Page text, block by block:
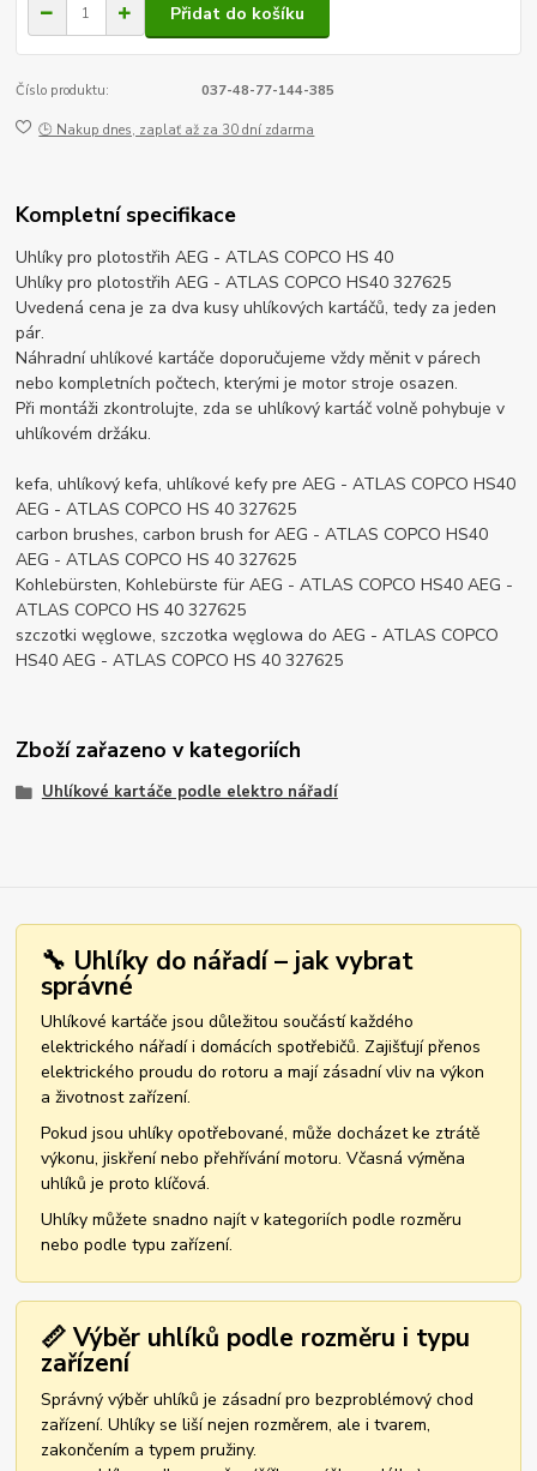
Přidat do košíku
Číslo produktu: 037-48-77-144-385
🕒 Nakup dnes, zaplať až za 30 dní zdarma
Kompletní specifikace
Uhlíky pro plotostřih AEG - ATLAS COPCO HS 40
Uhlíky pro plotostřih AEG - ATLAS COPCO HS40 327625
Uvedená cena je za dva kusy uhlíkových kartáčů, tedy za jeden
pár.
Náhradní uhlíkové kartáče doporučujeme vždy měnit v párech
nebo kompletních počtech, kterými je motor stroje osazen.
Při montáži zkontrolujte, zda se uhlíkový kartáč volně pohybuje v
uhlíkovém držáku.
kefa, uhlíkový kefa, uhlíkové kefy pre AEG - ATLAS COPCO HS40
AEG - ATLAS COPCO HS 40 327625
carbon brushes, carbon brush for AEG - ATLAS COPCO HS40
AEG - ATLAS COPCO HS 40 327625
Kohlebürsten, Kohlebürste für AEG - ATLAS COPCO HS40 AEG -
ATLAS COPCO HS 40 327625
szczotki węglowe, szczotka węglowa do AEG - ATLAS COPCO
HS40 AEG - ATLAS COPCO HS 40 327625
Zboží zařazeno v kategoriích
Uhlíkové kartáče podle elektro nářadí
🔧 Uhlíky do nářadí – jak vybrat
správné
Uhlíkové kartáče jsou důležitou součástí každého
elektrického nářadí i domácích spotřebičů. Zajišťují přenos
elektrického proudu do rotoru a mají zásadní vliv na výkon
a životnost zařízení.
Pokud jsou uhlíky opotřebované, může docházet ke ztrátě
výkonu, jiskření nebo přehřívání motoru. Včasná výměna
uhlíků je proto klíčová.
Uhlíky můžete snadno najít v kategoriích podle rozměru
nebo podle typu zařízení.
📏 Výběr uhlíků podle rozměru i typu
zařízení
Správný výběr uhlíků je zásadní pro bezproblémový chod
zařízení. Uhlíky se liší nejen rozměrem, ale i tvarem,
zakončením a typem pružiny.